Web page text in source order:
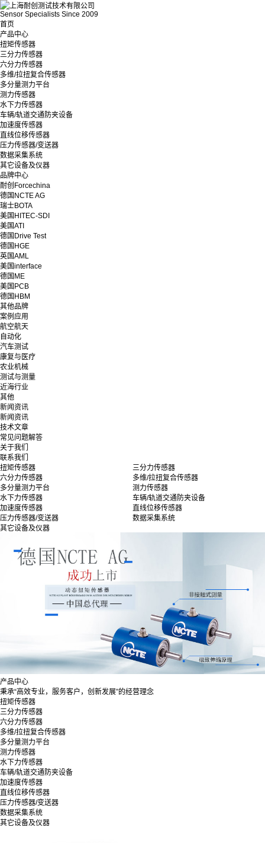
Sensor Specialists Since 2009
首页
产品中心
扭矩传感器
三分力传感器
六分力传感器
多维/拉扭复合传感器
多分量测力平台
测力传感器
水下力传感器
车辆/轨道交通防夹设备
加速度传感器
直线位移传感器
压力传感器/变送器
数据采集系统
其它设备及仪器
品牌中心
耐创Forcechina
德国NCTE AG
瑞士BOTA
美国HITEC-SDI
美国ATI
德国Drive Test
德国HGE
英国AML
美国interface
德国ME
美国PCB
德国HBM
其他品牌
案例应用
航空航天
自动化
汽车测试
康复与医疗
农业机械
测试与测量
近海行业
其他
新闻资讯
新闻资讯
技术文章
常见问题解答
关于我们
联系我们
扭矩传感器
三分力传感器
六分力传感器
多维/拉扭复合传感器
多分量测力平台
测力传感器
水下力传感器
车辆/轨道交通防夹设备
加速度传感器
直线位移传感器
压力传感器/变送器
数据采集系统
其它设备及仪器
产品中心
秉承“高效专业，服务客户，创新发展”的经营理念
扭矩传感器
三分力传感器
六分力传感器
多维/拉扭复合传感器
多分量测力平台
测力传感器
水下力传感器
车辆/轨道交通防夹设备
加速度传感器
直线位移传感器
压力传感器/变送器
数据采集系统
其它设备及仪器